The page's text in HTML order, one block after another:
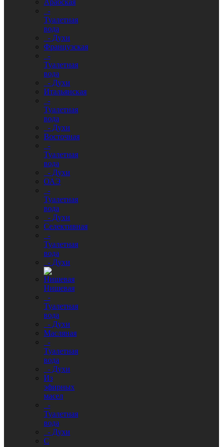
Арабская
-
Туалетная
вода
- Духи
Французская
-
Туалетная
вода
- Духи
Итальянская
-
Туалетная
вода
- Духи
Восточная
-
Туалетная
вода
- Духи
ОАЭ
-
Туалетная
вода
- Духи
Селективная
-
Туалетная
вода
- Духи
Нишевая
-
Туалетная
вода
- Духи
Масляная
-
Туалетная
вода
- Духи
Из
эфирных
масел
-
Туалетная
вода
- Духи
С